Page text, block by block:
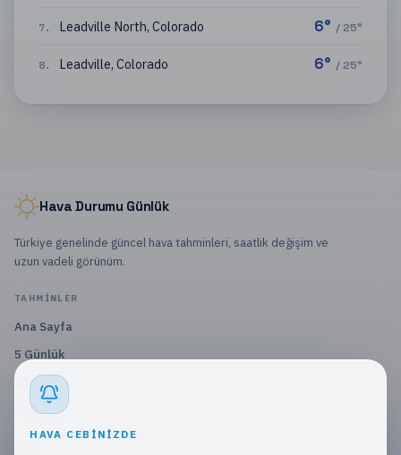
7. Leadville North, Colorado 6° /25°
8. Leadville, Colorado 6° /25°
Hava Durumu Günlük
Türkiye genelinde güncel hava tahminleri, saatlik değişim ve
uzun vadeli görünüm.
TAHMINLER
Ana Sayfa
5 Günlük
10 Günlük
15 Günlük
HAVA CEBINIZDE